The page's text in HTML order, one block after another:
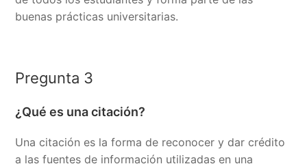
buenas prácticas universitarias.
Pregunta 3
¿Qué es una citación?
Una citación es la forma de reconocer y dar crédito
a las fuentes de información utilizadas en una